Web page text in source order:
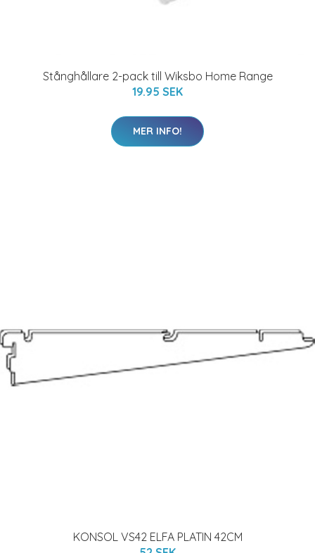
Stånghållare 2-pack till Wiksbo Home Range
19.95 SEK
MER INFO!
KONSOL VS42 ELFA PLATIN 42CM